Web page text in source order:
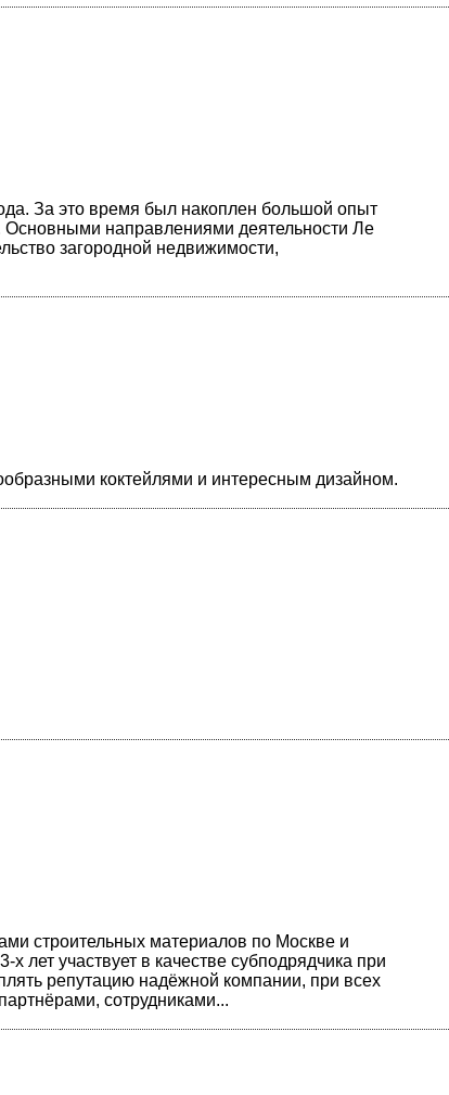
За это время был накоплен большой опыт
Основными направлениями деятельности Ле
загородной недвижимости,
коктейлями и интересным дизайном.
строительных материалов по Москве и
лет участвует в качестве субподрядчика при
репутацию надёжной компании, при всех
сотрудниками...